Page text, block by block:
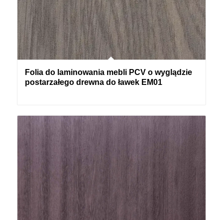
Folia do laminowania mebli PCV o wyglądzie
postarzałego drewna do ławek EM01